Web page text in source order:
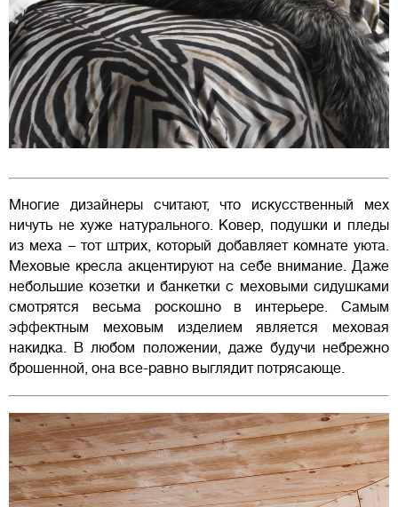
Многие дизайнеры считают, что искусственный мех
ничуть не хуже натурального. Ковер, подушки и пледы
из меха – тот штрих, который добавляет комнате уюта.
Меховые кресла акцентируют на себе внимание. Даже
небольшие козетки и банкетки с меховыми сидушками
смотрятся весьма роскошно в интерьере. Самым
эффектным меховым изделием является меховая
накидка. В любом положении, даже будучи небрежно
брошенной, она все-равно выглядит потрясающе.